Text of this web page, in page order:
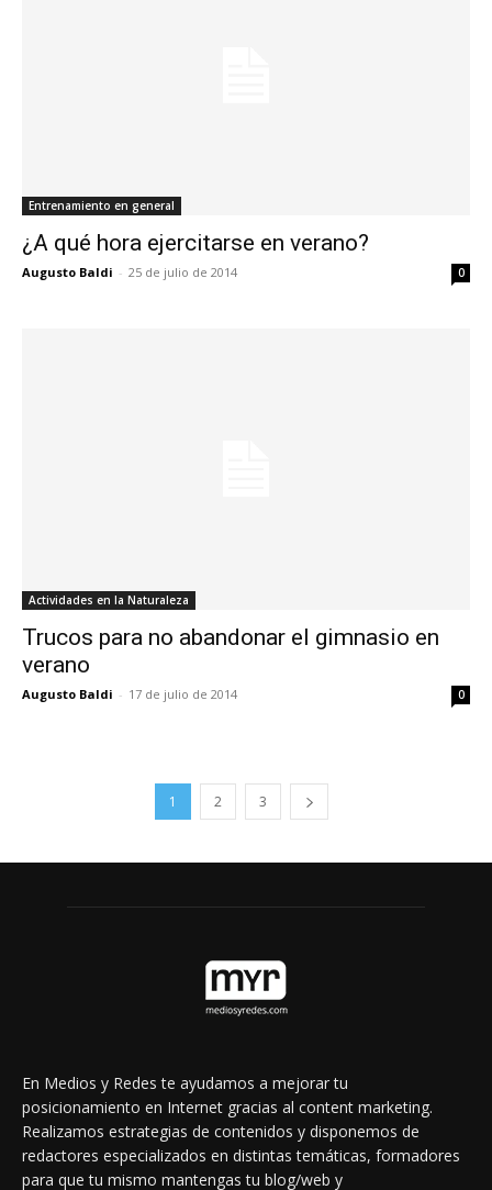
Entrenamiento en general
¿A qué hora ejercitarse en verano?
Augusto Baldi - 25 de julio de 2014 0
Actividades en la Naturaleza
Trucos para no abandonar el gimnasio en
verano
Augusto Baldi - 17 de julio de 2014 0
1 2 3
En Medios y Redes te ayudamos a mejorar tu
posicionamiento en Internet gracias al content marketing.
Realizamos estrategias de contenidos y disponemos de
redactores especializados en distintas temáticas, formadores
para que tu mismo mantengas tu blog/web y